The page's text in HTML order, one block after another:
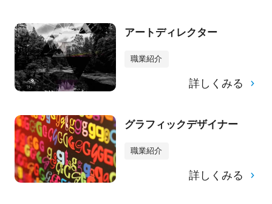
アートディレクター
職業紹介
詳しくみる
グラフィックデザイナー
職業紹介
詳しくみる